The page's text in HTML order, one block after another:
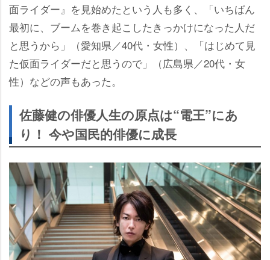
面ライダー』を見始めたという人も多く、「いちばん
最初に、ブームを巻き起こしたきっかけになった人だ
と思うから」（愛知県／40代・女性）、「はじめて見
た仮面ライダーだと思うので」（広島県／20代・女
性）などの声もあった。
佐藤健の俳優人生の原点は“電王”にあ
り！ 今や国民的俳優に成長